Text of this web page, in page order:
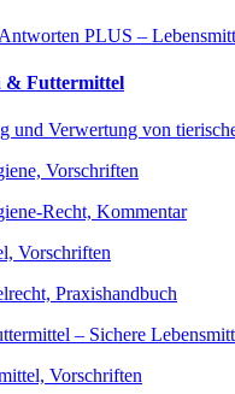
PLUS –
& Futtermittel
und Verwertung von
Vorschriften
Recht, Kommentar
Vorschriften
Praxishandbuch
– Sichere
Vorschriften